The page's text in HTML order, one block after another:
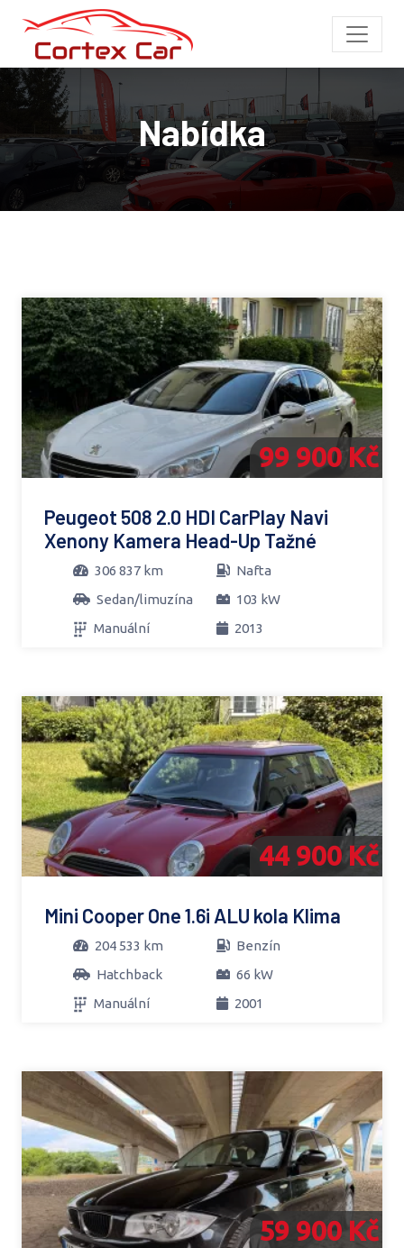
Nabídka
99 900 Kč
Peugeot 508 2.0 HDI CarPlay Navi
Xenony Kamera Head-Up Tažné
306 837 km
Nafta
Sedan/limuzína
103 kW
Manuální
2013
44 900 Kč
Mini Cooper One 1.6i ALU kola Klima
204 533 km
Benzín
Hatchback
66 kW
Manuální
2001
59 900 Kč